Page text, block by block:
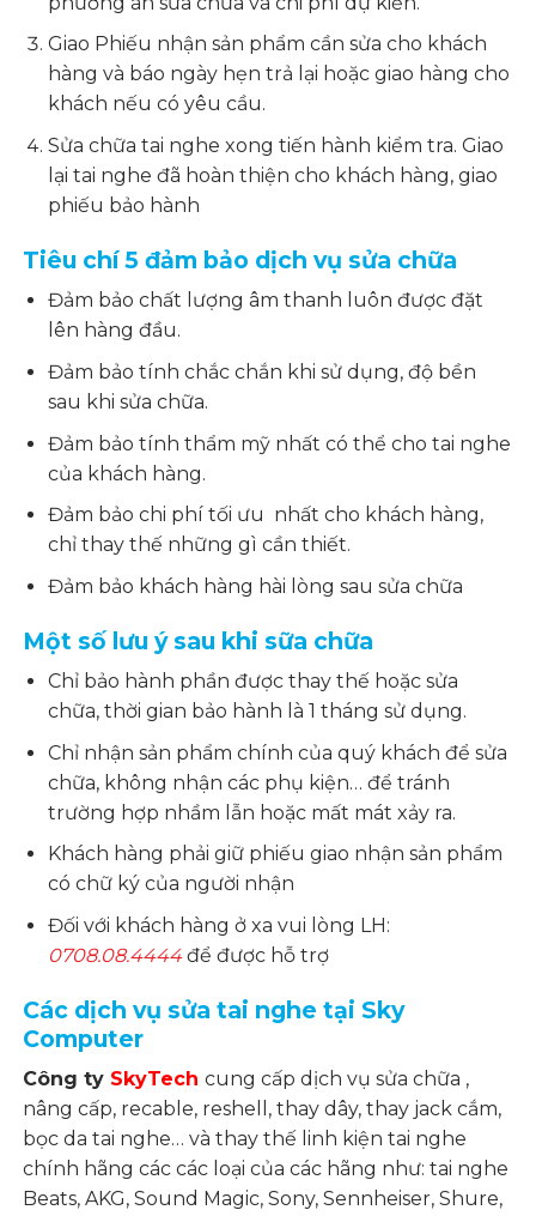
Giao Phiếu nhận sản phẩm cần sửa cho khách
hàng và báo ngày hẹn trả lại hoặc giao hàng cho
khách nếu có yêu cầu.
Sửa chữa tai nghe xong tiến hành kiểm tra. Giao
lại tai nghe đã hoàn thiện cho khách hàng, giao
phiếu bảo hành
Tiêu chí 5 đảm bảo dịch vụ sửa chữa
Đảm bảo chất lượng âm thanh luôn được đặt
lên hàng đầu.
Đảm bảo tính chắc chắn khi sử dụng, độ bền
sau khi sửa chữa.
Đảm bảo tính thẩm mỹ nhất có thể cho tai nghe
của khách hàng.
Đảm bảo chi phí tối ưu nhất cho khách hàng,
chỉ thay thế những gì cần thiết.
Đảm bảo khách hàng hài lòng sau sửa chữa
Một số lưu ý sau khi sữa chữa
Chỉ bảo hành phần được thay thế hoặc sửa
chữa, thời gian bảo hành là 1 tháng sử dụng.
Chỉ nhận sản phẩm chính của quý khách để sửa
chữa, không nhận các phụ kiện… để tránh
trường hợp nhầm lẫn hoặc mất mát xảy ra.
Khách hàng phải giữ phiếu giao nhận sản phẩm
có chữ ký của người nhận
Đối với khách hàng ở xa vui lòng LH:
0708.08.4444để được hỗ trợ
Các dịch vụ sửa tai nghe tại Sky
Computer
Công ty SkyTechcung cấp dịch vụ sửa chữa ,
nâng cấp, recable, reshell, thay dây, thay jack cắm,
bọc da tai nghe… và thay thế linh kiện tai nghe
chính hãng các các loại của các hãng như: tai nghe
Beats, AKG, Sound Magic, Sony, Sennheiser, Shure,